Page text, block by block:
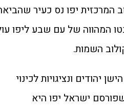
המרכזית יפו נס כעיר
המהווה של עם שבע ליפו
השמות.
יהודים ונציגויות לכינוי
ישראל יפו היא